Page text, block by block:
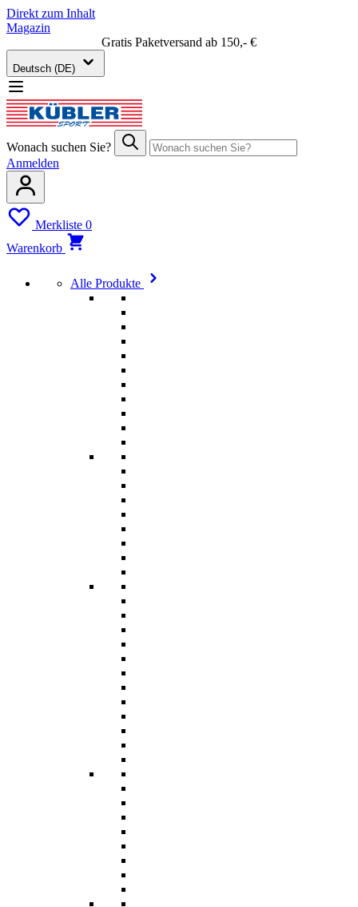
Direkt zum Inhalt
Magazin
Gratis Paketversand ab 150,- €
Deutsch (DE)
Wonach suchen Sie?
Anmelden
Merkliste 0
Warenkorb
Alle Produkte